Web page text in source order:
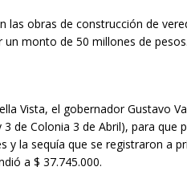
las obras de construcción de
monto de 50 millones de pesos.
Vista, el gobernador Gustavo
de Colonia 3 de Abril), para que
y la sequía que se registraron a
a $ 37.745.000.